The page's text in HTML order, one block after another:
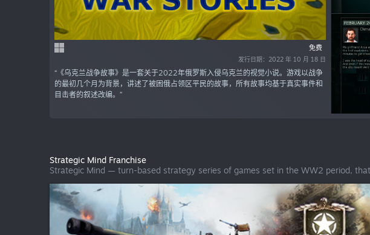
免费
发行日期：2022 年 10 月 18 日
“《乌克兰战争故事》是一套关于2022年俄罗斯入侵乌克兰的视觉小说。游戏以战争
的最初几个月为背景，讲述了被困俄占领区平民的故事，所有故事均基于真实事件和
目击者的叙述改编。”
Strategic Mind Franchise
Strategic Mind — turn-based strategy series of games set in the WW2 period,